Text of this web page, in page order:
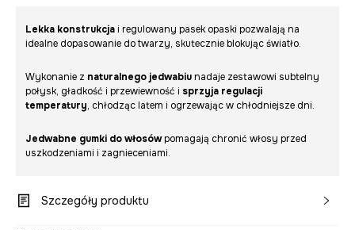
Lekka konstrukcja i regulowany pasek opaski pozwalają na
idealne dopasowanie do twarzy, skutecznie blokując światło.
Wykonanie z naturalnego jedwabiu nadaje zestawowi subtelny
połysk, gładkość i przewiewność i sprzyja regulacji
temperatury, chłodząc latem i ogrzewając w chłodniejsze dni.
Jedwabne gumki do włosówpomagają chronić włosy przed
uszkodzeniami i zagnieceniami.
Szczegóły produktu